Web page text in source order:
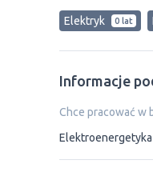
Elektryk 0 lat
Informacje
Chce pracować w
Elektroenergetyka